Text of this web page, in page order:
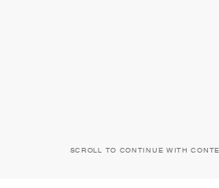
SCROLL TO CONTINUE WITH